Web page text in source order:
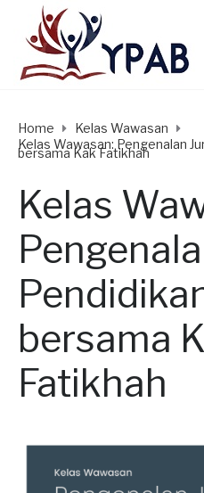
Home
Kelas Wawasan
Kelas Wawasan: Pengenalan
bersama Kak Fatikhah
Kelas
bersama
Fatikhah